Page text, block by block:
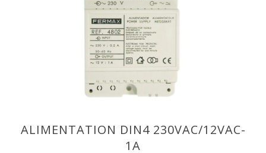
ALIMENTATION DIN4 230VAC/12VAC-
1A